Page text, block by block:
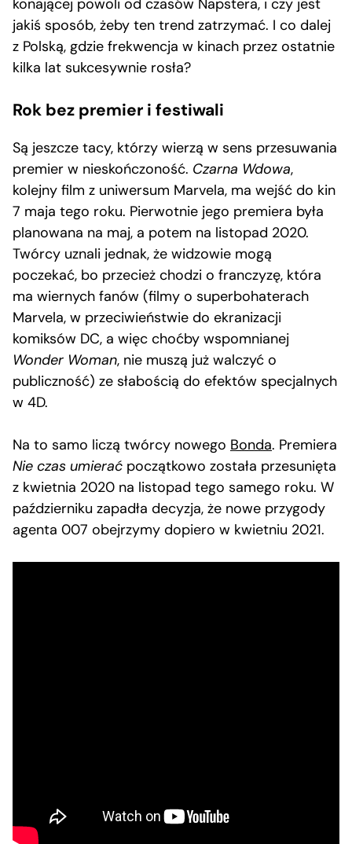
konającej powoli od czasów Napstera, i czy jest
jakiś sposób, żeby ten trend zatrzymać. I co dalej
z Polską, gdzie frekwencja w kinach przez ostatnie
kilka lat sukcesywnie rosła?
Rok bez premier i festiwali
Są jeszcze tacy, którzy wierzą w sens przesuwania
premier w nieskończoność. Czarna Wdowa,
kolejny film z uniwersum Marvela, ma wejść do kin
7 maja tego roku. Pierwotnie jego premiera była
planowana na maj, a potem na listopad 2020.
Twórcy uznali jednak, że widzowie mogą
poczekać, bo przecież chodzi o franczyzę, która
ma wiernych fanów (filmy o superbohaterach
Marvela, w przeciwieństwie do ekranizacji
komiksów DC, a więc choćby wspomnianej
Wonder Woman, nie muszą już walczyć o
publiczność) ze słabością do efektów specjalnych
w 4D.
Na to samo liczą twórcy nowego Bonda. Premiera
Nie czas umierać początkowo została przesunięta
z kwietnia 2020 na listopad tego samego roku. W
październiku zapadła decyzja, że nowe przygody
agenta 007 obejrzymy dopiero w kwietniu 2021.